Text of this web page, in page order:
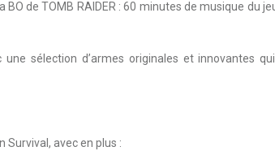
BO de TOMB RAIDER : 60 minutes de musique du
sélection d’armes originales et innovantes
Survival, avec en plus :